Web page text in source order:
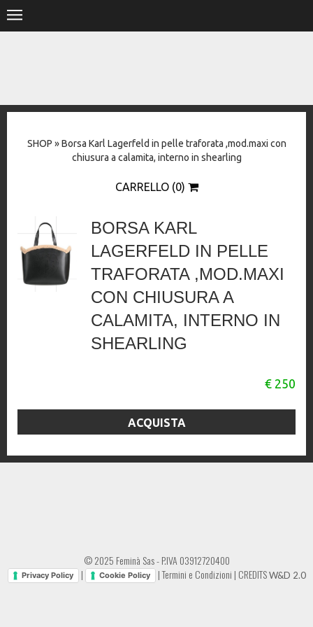
STORE
DESIGNERS
CONTACT
SHOP » Borsa Karl Lagerfeld in pelle traforata ,mod.maxi con
chiusura a calamita, interno in shearling
CARRELLO (0)
BORSA KARL
LAGERFELD IN PELLE
TRAFORATA ,MOD.MAXI
CON CHIUSURA A
CALAMITA, INTERNO IN
SHEARLING
€ 250
ACQUISTA
© 2025 Feminà Sas - P.IVA 03912720400
Privacy Policy | Cookie Policy |Termini e Condizioni | CREDITSW&D 2.0